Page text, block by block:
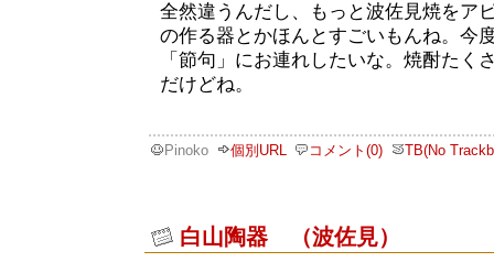
全然違うんだし、もっと波佐見焼をア
の作る器とかほんとすごいもんね。今
「節句」にお連れしたいな。焼酎たく
だけどね。
Pinoko 個別URL コメント(0) TB(No
白山陶器 （波佐見）